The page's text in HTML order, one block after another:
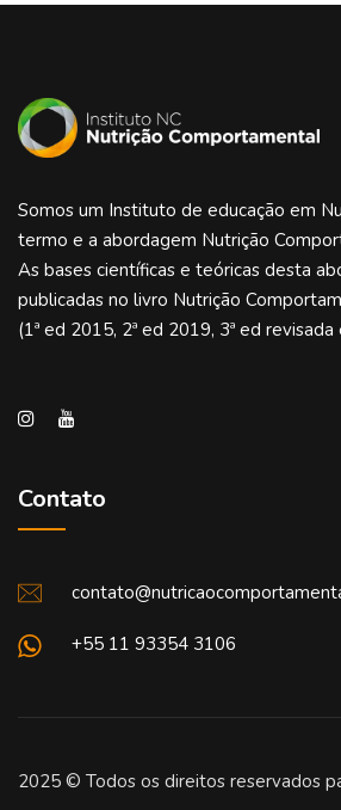
Somos um Instituto de educação em
termo e a abordagem Nutrição
As bases científicas e teóricas desta
publicadas no livro Nutrição
(1ª ed 2015, 2ª ed 2019, 3ª ed
Contato
+55 11 93354 3106
2025 © Todos os direitos reservados